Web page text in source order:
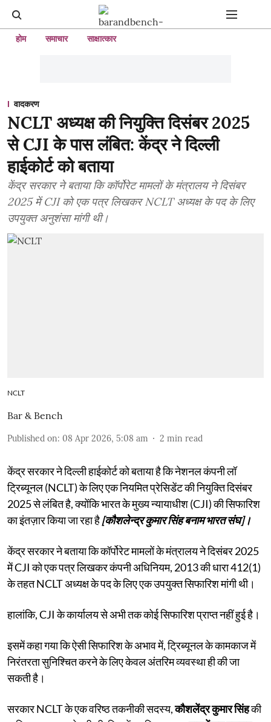
होम समाचार साक्षात्कार
वादकरण
NCLT अध्यक्ष की नियुक्ति दिसंबर 2025
से CJI के पास लंबित: केंद्र ने दिल्ली
हाईकोर्ट को बताया
केंद्र सरकार ने बताया कि कॉर्पोरेट मामलों के मंत्रालय ने दिसंबर
2025 में CJI को एक पत्र लिखकर NCLT अध्यक्ष के पद के लिए
उपयुक्त अनुशंसा मांगी थी।
NCLT
Bar & Bench
Published on: 08 Apr 2026, 5:08 am 2 min read
केंद्र सरकार ने दिल्ली हाईकोर्ट को बताया है कि नेशनल कंपनी लॉ
ट्रिब्यूनल (NCLT) के लिए एक नियमित प्रेसिडेंट की नियुक्ति दिसंबर
2025 से लंबित है, क्योंकि भारत के मुख्य न्यायाधीश (CJI) की सिफारिश
का इंतज़ार किया जा रहा है[कौशलेन्द्र कुमार सिंह बनाम भारत संघ]।
केंद्र सरकार ने बताया कि कॉर्पोरेट मामलों के मंत्रालय ने दिसंबर 2025
में CJI को एक पत्र लिखकर कंपनी अधिनियम, 2013 की धारा 412(1)
के तहत NCLT अध्यक्ष के पद के लिए एक उपयुक्त सिफारिश मांगी थी।
हालांकि, CJI के कार्यालय से अभी तक कोई सिफारिश प्राप्त नहीं हुई है।
इसमें कहा गया कि ऐसी सिफारिश के अभाव में, ट्रिब्यूनल के कामकाज में
निरंतरता सुनिश्चित करने के लिए केवल अंतरिम व्यवस्था ही की जा
सकती है।
सरकार NCLT के एक वरिष्ठ तकनीकी सदस्य,कौशलेंद्र कुमार सिंहकी